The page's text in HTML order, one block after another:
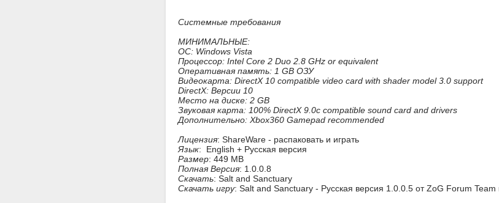
Системные требования
МИНИМАЛЬНЫЕ:
ОС: Windows Vista
Процессор: Intel Core 2 Duo 2.8 GHz or equivalent
Оперативная память: 1 GB ОЗУ
Видеокарта: DirectX 10 compatible video card with shader model 3.0 support
DirectX: Версии 10
Место на диске: 2 GB
Звуковая карта: 100% DirectX 9.0c compatible sound card and drivers
Дополнительно: Xbox360 Gamepad recommended
Лицензия: ShareWare - распаковать и играть
Язык: English + Русская версия
Размер: 449 MB
Полная Версия: 1.0.0.8
Скачать: Salt and Sanctuary
Скачать игру: Salt and Sanctuary - Русская версия 1.0.0.5 от ZoG Forum Team